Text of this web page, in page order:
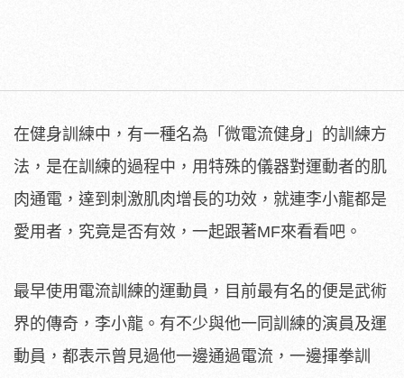
在健身訓練中，有一種名為「微電流健身」的訓練方
法，是在訓練的過程中，用特殊的儀器對運動者的肌
肉通電，達到刺激肌肉增長的功效，就連李小龍都是
愛用者，究竟是否有效，一起跟著MF來看看吧。
最早使用電流訓練的運動員，目前最有名的便是武術
界的傳奇，李小龍。有不少與他一同訓練的演員及運
動員，都表示曾見過他一邊通過電流，一邊揮拳訓